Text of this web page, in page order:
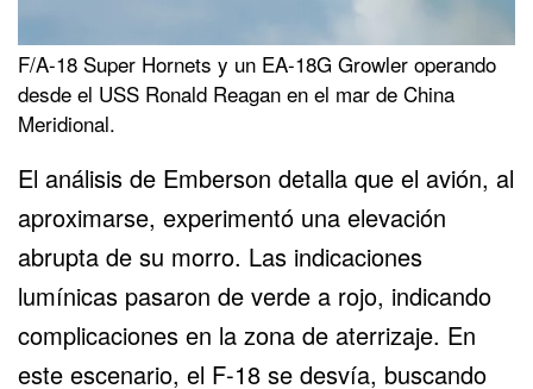
F/A-18 Super Hornets y un EA-18G Growler operando
desde el USS Ronald Reagan en el mar de China
Meridional.
El análisis de Emberson detalla que el avión, al
aproximarse, experimentó una elevación
abrupta de su morro. Las indicaciones
lumínicas pasaron de verde a rojo, indicando
complicaciones en la zona de aterrizaje. En
este escenario, el F-18 se desvía, buscando